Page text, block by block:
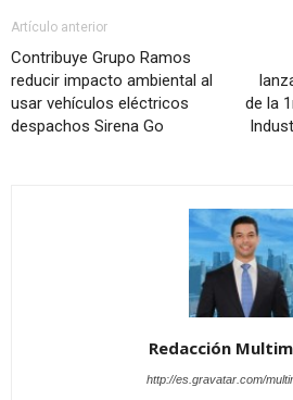
Artículo anterior
Contribuye Grupo Ramos
reducir impacto ambiental al
usar vehículos eléctricos
despachos Sirena Go
de la
Redacción
http://es.gravatar.com/